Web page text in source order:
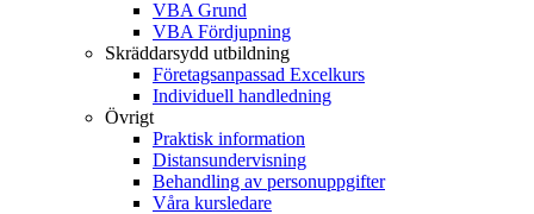
VBA Grund
VBA Fördjupning
Skräddarsydd utbildning
Företagsanpassad Excelkurs
Individuell handledning
Övrigt
Praktisk information
Distansundervisning
Behandling av personuppgifter
Våra kursledare